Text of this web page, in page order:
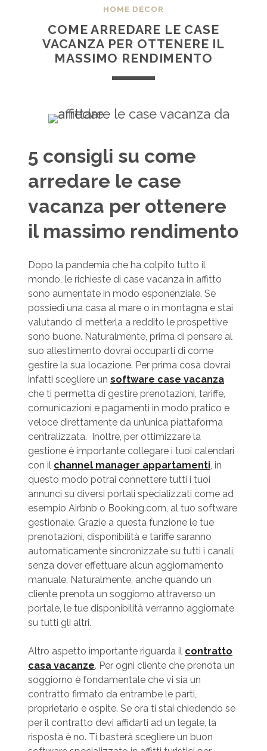
HOME DECOR
COME ARREDARE LE CASE
VACANZA PER OTTENERE IL
MASSIMO RENDIMENTO
5 consigli su come
arredare le case
vacanza per ottenere
il massimo rendimento
Dopo la pandemia che ha colpito tutto il
mondo, le richieste di case vacanza in affitto
sono aumentate in modo esponenziale. Se
possiedi una casa al mare o in montagna e stai
valutando di metterla a reddito le prospettive
sono buone. Naturalmente, prima di pensare al
suo allestimento dovrai occuparti di come
gestire la sua locazione. Per prima cosa dovrai
infatti scegliere un software case vacanza
che ti permetta di gestire prenotazioni, tariffe,
comunicazioni e pagamenti in modo pratico e
veloce direttamente da un’unica piattaforma
centralizzata. Inoltre, per ottimizzare la
gestione è importante collegare i tuoi calendari
con il channel manager appartamenti, in
questo modo potrai connettere tutti i tuoi
annunci su diversi portali specializzati come ad
esempio Airbnb o Booking.com, al tuo software
gestionale. Grazie a questa funzione le tue
prenotazioni, disponibilità e tariffe saranno
automaticamente sincronizzate su tutti i canali,
senza dover effettuare alcun aggiornamento
manuale. Naturalmente, anche quando un
cliente prenota un soggiorno attraverso un
portale, le tue disponibilità verranno aggiornate
su tutti gli altri.
Altro aspetto importante riguarda il contratto
casa vacanze. Per ogni cliente che prenota un
soggiorno è fondamentale che vi sia un
contratto firmato da entrambe le parti,
proprietario e ospite. Se ora ti stai chiedendo se
per il contratto devi affidarti ad un legale, la
risposta è no. Ti basterà scegliere un buon